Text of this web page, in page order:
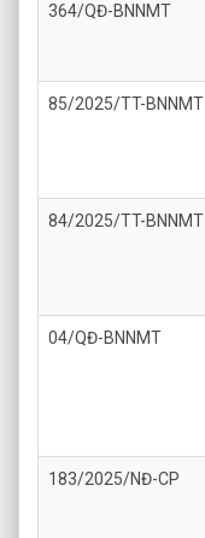
364/QĐ-BNNMT
85/2025/TT-BNNMT
84/2025/TT-BNNMT
04/QĐ-BNNMT
183/2025/NĐ-CP